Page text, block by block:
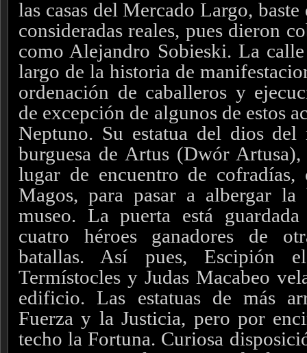
las casas del Mercado Largo,
consideradas reales, pues dieron
como Alejandro Sobieski. La
largo de la historia de
ordenación de caballeros y
de excepción de algunos de estos
Neptuno. Su estatua del dios del
burguesa de Artus (Dwór
lugar de encuentro de
Magos, para pasar a albergar
museo. La puerta está
cuatro héroes ganadores de
batallas. Así pues, Escipión
Termístocles y Judas Macabeo
edificio. Las estatuas de más
Fuerza y la Justicia, pero por
techo la Fortuna. Curiosa